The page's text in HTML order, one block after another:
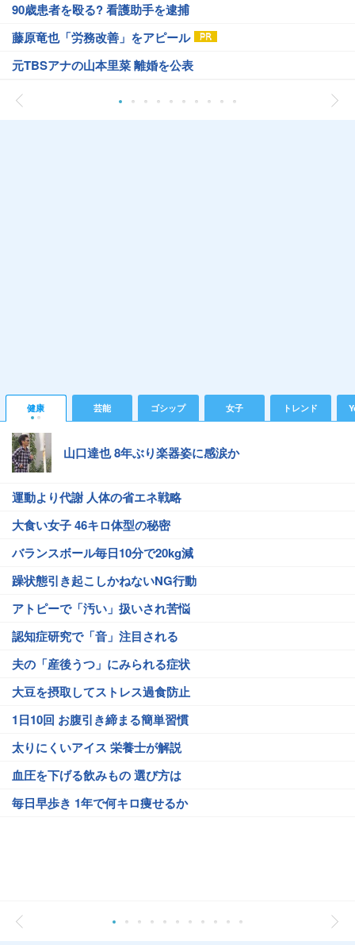
90歳患者を殴る? 看護助手を逮捕
藤原竜也「労務改善」をアピール
元TBSアナの山本里菜 離婚を公表
健康 芸能 ゴシップ 女子 トレンド
山口達也 8年ぶり楽器姿に感涙か
運動より代謝 人体の省エネ戦略
大食い女子 46キロ体型の秘密
バランスボール毎日10分で20kg減
躁状態引き起こしかねないNG行動
アトピーで「汚い」扱いされ苦悩
認知症研究で「音」注目される
夫の「産後うつ」にみられる症状
大豆を摂取してストレス過食防止
1日10回 お腹引き締まる簡単習慣
太りにくいアイス 栄養士が解説
血圧を下げる飲みもの 選び方は
毎日早歩き 1年で何キロ痩せるか